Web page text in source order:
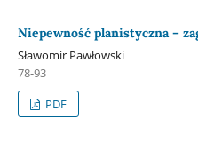
Niepewność planistyczna –
Sławomir Pawłowski
78-93
PDF